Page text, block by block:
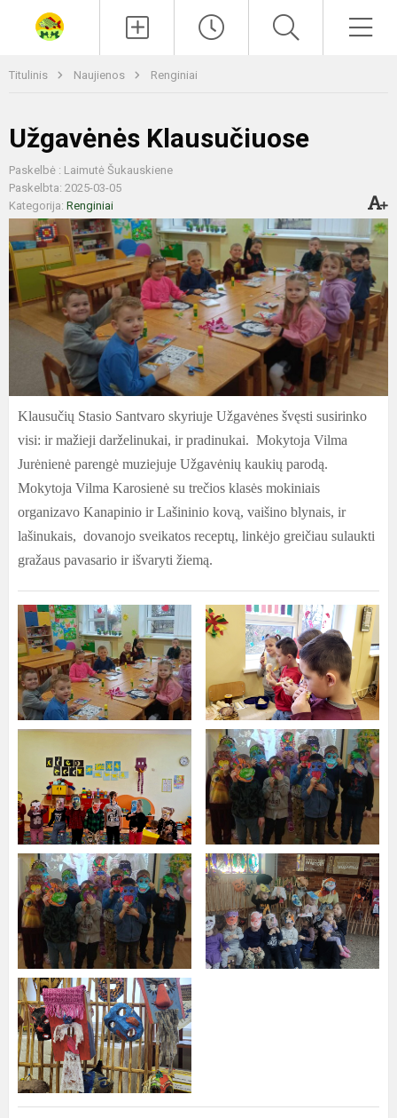
Titulinis Naujienos Renginiai
Užgavėnės Klausučiuose
Paskelbė : Laimutė Šukauskiene
Paskelbta: 2025-03-05
Kategorija: Renginiai
Klausučių Stasio Santvaro skyriuje Užgavėnes švęsti susirinko
visi: ir mažieji darželinukai, ir pradinukai. Mokytoja Vilma
Jurėnienė parengė muziejuje Užgavėnių kaukių parodą.
Mokytoja Vilma Karosienė su trečios klasės mokiniais
organizavo Kanapinio ir Lašininio kovą, vaišino blynais, ir
lašinukais, dovanojo sveikatos receptų, linkėjo greičiau sulaukti
gražaus pavasario ir išvaryti žiemą.